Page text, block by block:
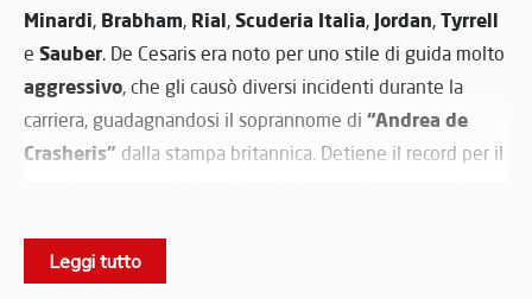
Minardi, Brabham, Rial, Scuderia Italia, Jordan, Tyrrell
e Sauber. De Cesaris era noto per uno stile di guida molto
aggressivo, che gli causò diversi incidenti durante la
carriera, guadagnandosi il soprannome di “Andrea de
Crasheris” dalla stampa britannica. Detiene il record per il
numero totale di
ottobre 2014, all’età di 55 anni, in un
Leggi tutto